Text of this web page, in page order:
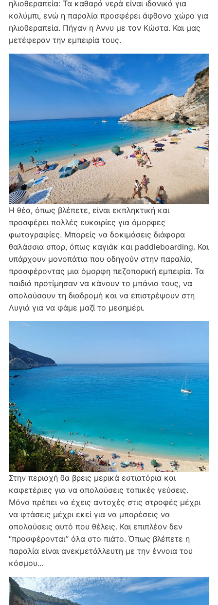
ηλιοθεραπεία: Τα καθαρά νερά είναι ιδανικά για
κολύμπι, ενώ η παραλία προσφέρει άφθονο χώρο για
ηλιοθεραπεία. Πήγαν η Άννυ με τον Κώστα. Και μας
μετέφεραν την εμπειρία τους.
Η θέα, όπως βλέπετε, είναι εκπληκτική και
προσφέρει πολλές ευκαιρίες για όμορφες
φωτογραφίες. Μπορείς να δοκιμάσεις διάφορα
θαλάσσια σπορ, όπως καγιάκ και paddleboarding. Και
υπάρχουν μονοπάτια που οδηγούν στην παραλία,
προσφέροντας μια όμορφη πεζοπορική εμπειρία. Τα
παιδιά προτίμησαν να κάνουν το μπάνιο τους, να
απολαύσουν τη διαδρομή και να επιστρέψουν στη
Λυγιά για να φάμε μαζί το μεσημέρι.
Στην περιοχή θα βρεις μερικά εστιατόρια και
καφετέριες για να απολαύσεις τοπικές γεύσεις.
Μόνο πρέπει να έχεις αντοχές στις στροφές μέχρι
να φτάσεις μέχρι εκεί για να μπορέσεις να
απολαύσεις αυτό που θέλεις. Και επιπλέον δεν
“προσφέρονται” όλα στο πιάτο. Όπως βλέπετε η
παραλία είναι ανεκμετάλλευτη με την έννοια του
κόσμου…